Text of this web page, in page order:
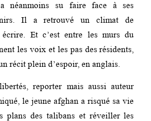
néanmoins su faire face à ses
Il a retrouvé un climat de
Et c’est entre les murs du
les voix et les pas des résidents,
récit plein d’espoir, en anglais.
reporter mais aussi auteur
le jeune afghan a risqué sa vie
plans des talibans et réveiller les